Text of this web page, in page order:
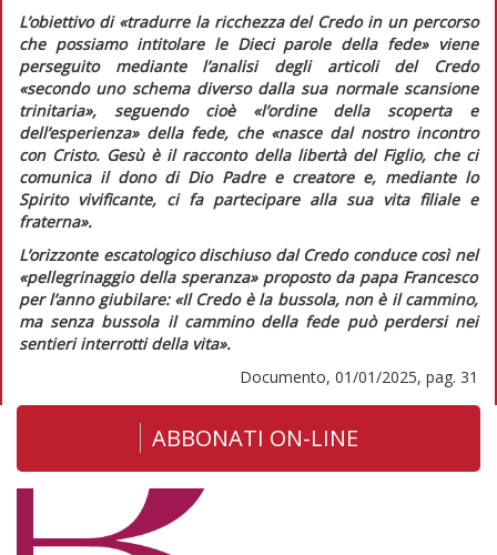
L’obiettivo di «tradurre la ricchezza del Credoin un percorso
che possiamo intitolare le Dieci parole della fede» viene
perseguito mediante l’analisi degli articoli del
Credo
«secondo uno schema diverso dalla sua normale scansione
trinitaria», seguendo cioè «l’ordine della scoperta e
dell’esperienza»della fede, che «nasce dal nostro incontro
con Cristo. Gesù è il racconto della libertà del Figlio, che ci
comunica il dono di Dio Padre e creatore e, mediante lo
Spirito vivificante, ci fa partecipare alla sua vita filiale e
fraterna».
L’orizzonte escatologico dischiuso dal Credoconduce così nel
«pellegrinaggio della speranza»proposto da papa Francesco
per l’anno giubilare: «Il Credoè la bussola, non è il cammino,
ma senza bussola il cammino della fede può perdersi nei
sentieri interrotti della vita».
Documento, 01/01/2025, pag. 31
ABBONATI ON-LINE